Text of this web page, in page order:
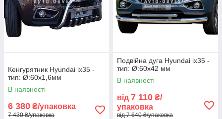
Кенгурятник Hyundai ix35 -
тип: Ø:60х1,6мм
В наявності
6 380 ₴/упаковка
7 430 ₴/упаковка
Подвійна дуга Hyundai ix35 -
тип: Ø:60х42 мм
В наявності
від 7 110 ₴/
упаковка
від 7 640 ₴/упаковка